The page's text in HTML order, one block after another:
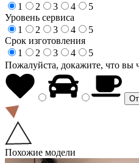
1
2 3 4
5
Уровень сервиса
1
2 3 4
5
Срок изготовления
1
2 3 4
5
Пожалуйста, докажите, что вы
Похожие модели